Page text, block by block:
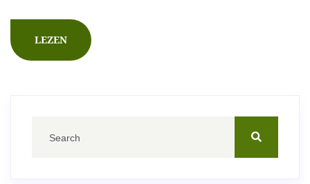
LEZEN